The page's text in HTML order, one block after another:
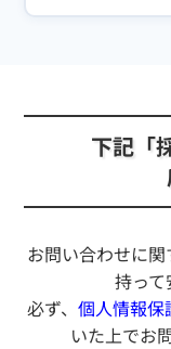
下記「
お問い合わせに
持って
必ず、 個人情報保
いた上でお